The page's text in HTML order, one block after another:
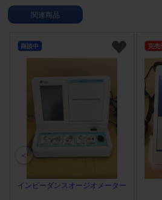
関連商品
商談中
インピーダンスオージオメーター
完売